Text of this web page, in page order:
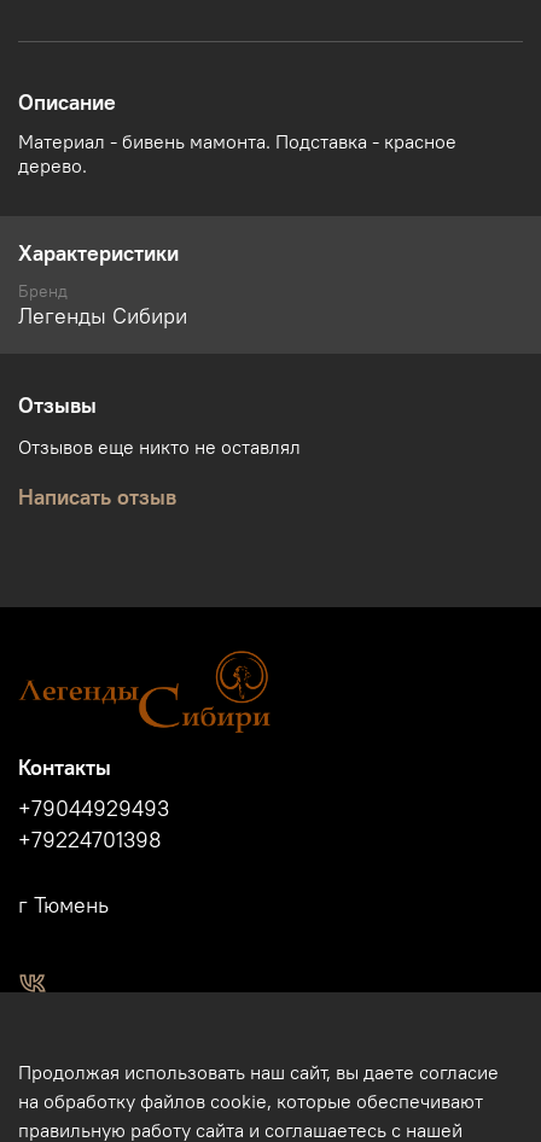
Описание
Материал - бивень мамонта. Подставка - красное
дерево.
Характеристики
Бренд
Легенды Сибири
Отзывы
Отзывов еще никто не оставлял
Написать отзыв
Контакты
+79044929493
+79224701398
г Тюмень
Магазин подарков и сувениров в Тюмени. Тюменские
сувениры. Подарки и сувениры из кости, бивня мамонта в
Продолжая использовать наш сайт, вы даете согласие
на обработку файлов cookie, которые обеспечивают
правильную работу сайта и соглашаетесь с нашей